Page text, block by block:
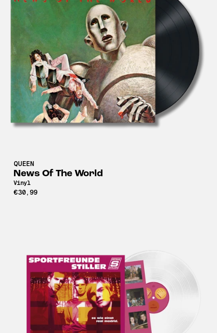
QUEEN
News Of The World
Vinyl
€30,99